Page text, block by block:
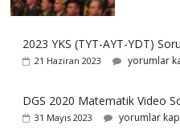
2023 YKS (TYT-AYT-YDT)
21 Haziran 2023 yorumlar
DGS 2020 Matematik Video
31 Mayıs 2023 yorumlar